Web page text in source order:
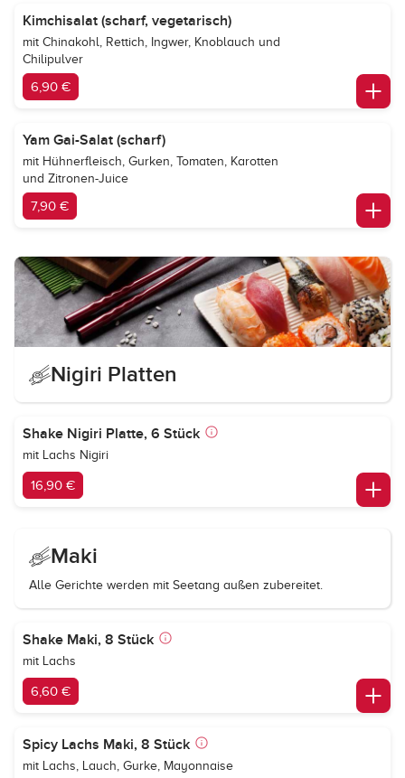
Kimchisalat (scharf, vegetarisch)
mit Chinakohl, Rettich, Ingwer, Knoblauch und
Chilipulver
6,90 €
Yam Gai-Salat (scharf)
mit Hühnerfleisch, Gurken, Tomaten, Karotten
und Zitronen-Juice
7,90 €
Nigiri Platten
Shake Nigiri Platte, 6 Stück
mit Lachs Nigiri
16,90 €
Maki
Alle Gerichte werden mit Seetang außen zubereitet.
Shake Maki, 8 Stück
mit Lachs
6,60 €
Spicy Lachs Maki, 8 Stück
mit Lachs, Lauch, Gurke, Mayonnaise